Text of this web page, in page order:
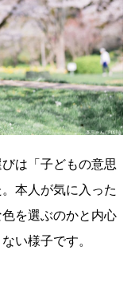
は「子どもの意思
本人が気に入った
を選ぶのかと内心
い様子です。